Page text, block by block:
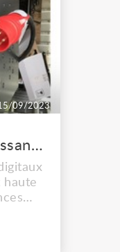
09/2023
Vend bloc de puissance 6 x 3 KW MIKAPACK ADB
haute
•